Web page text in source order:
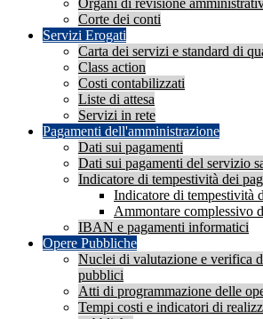
Organi di revisione
Corte dei conti
Servizi Erogati
Carta dei servizi e standard di
Class action
Costi contabilizzati
Liste di attesa
Servizi in rete
Pagamenti dell'amministrazione
Dati sui pagamenti
Dati sui pagamenti del servizio
Indicatore di tempestività dei
Indicatore di tempestività
Ammontare complessivo
IBAN e pagamenti informatici
Opere Pubbliche
Nuclei di valutazione e verifica
pubblici
Atti di programmazione delle
Tempi costi e indicatori di